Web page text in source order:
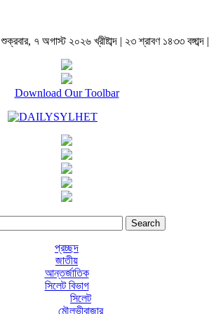
শুক্রবার, ৭ অগাস্ট ২০২৬ খ্রীষ্টাব্দ | ২৩ শ্রাবণ ১৪৩৩ বঙ্গাব্দ |
Download Our Toolbar
প্রচ্ছদ
জাতীয়
আন্তর্জাতিক
সিলেট বিভাগ
সিলেট
মৌলভীবাজার